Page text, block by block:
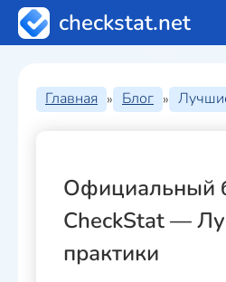
checkstat.net
Главная » Блог »
Официальный
CheckStat —
практики